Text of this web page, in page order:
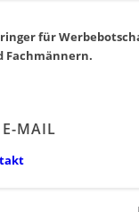
für
Fachmännern.
E-MAIL